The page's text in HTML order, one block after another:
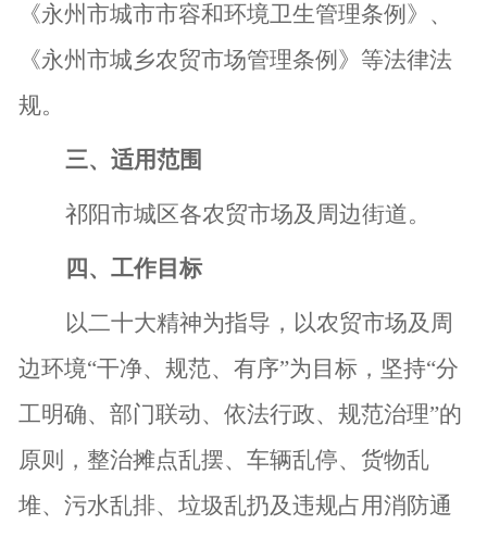
《永州市城市市容和环境卫生管理条例》 、
《永州市城乡农贸市场管理条例 》等法律法
规。
三、 适用范围
祁阳市城区各农贸市场及周边街道。
四、 工作目标
以二十大精神为指导，以农贸市场及周
边环境“干净、规范、有序”为目标，坚持“分
工明确、部门联动、依法行政、规范治理”的
原则，整治摊点乱摆、车辆乱停、货物乱
堆、污水乱排、垃圾乱扔及违规占用消防通